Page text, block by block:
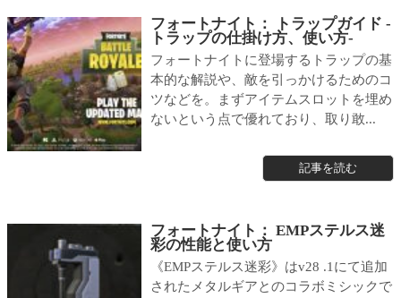
フォートナイト： トラップガイド -
トラップの仕掛け方、使い方-
フォートナイトに登場するトラップの基
本的な解説や、敵を引っかけるためのコ
ツなどを。まずアイテムスロットを埋め
ないという点で優れており、取り敢...
記事を読む
フォートナイト： EMPステルス迷
彩の性能と使い方
《EMPステルス迷彩》はv28 .1にて追加
されたメタルギアとのコラボミシックで